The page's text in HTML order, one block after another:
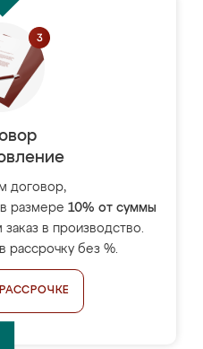
договор,
размере 10% от суммы
в производство.
рассрочку без %.